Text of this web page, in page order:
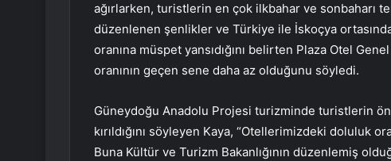
ağırlarken, turistlerin en çok ilkbahar ve sonbaharı
düzenlenen şenlikler ve Türkiye ile İskoçya
oranına müspet yansıdığını belirten Plaza Otel
oranının geçen sene daha az olduğunu söyledi.
Güneydoğu Anadolu Projesi turizminde turistlerin ön
kırıldığını söyleyen Kaya, “Otellerimizdeki doluluk
Buna Kültür ve Turizm Bakanlığının düzenlemiş